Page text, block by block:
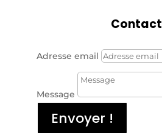
Contact
Adresse email
Message
Envoyer !